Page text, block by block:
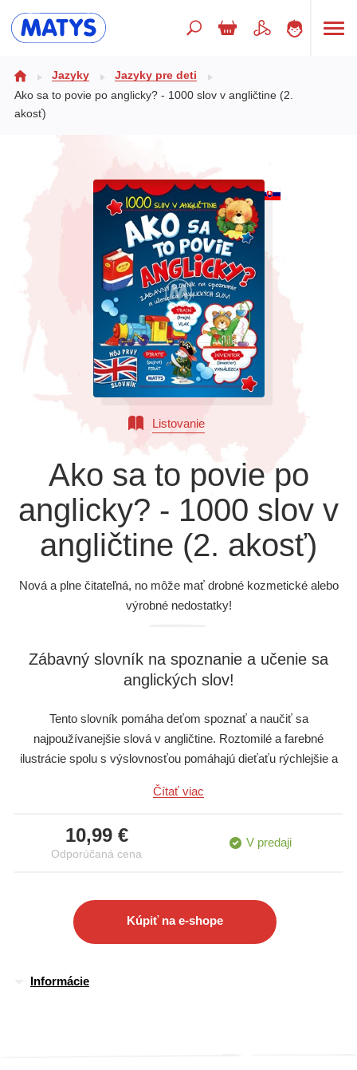
Jazyky
Populárno - náučné pre deti
Výchova a pedagogika
Všetky kategórie
Jazyky
Jazyky pre deti
Ako sa to povie po anglicky? - 1000 slov v angličtine (2.
akosť)
Listovanie
Ako sa to povie po
anglicky? - 1000 slov v
angličtine (2. akosť)
Nová a plne čitateľná, no môže mať drobné kozmetické alebo
výrobné nedostatky!
Zábavný slovník na spoznanie a učenie sa
anglických slov!
Tento slovník pomáha deťom spoznať a naučiť sa
najpoužívanejšie slová v angličtine. Roztomilé a farebné
ilustrácie spolu s výslovnosťou pomáhajú dieťaťu rýchlejšie a
zábavná hra! Keďže sme učenie angličtiny chceli uľahčiť,
prostredníctvom bežných znakov slovenskej abecedy.
Čítať viac
10,99 €
Odporúčaná cena
V predaji
Kúpiť na e-shope
Informácie